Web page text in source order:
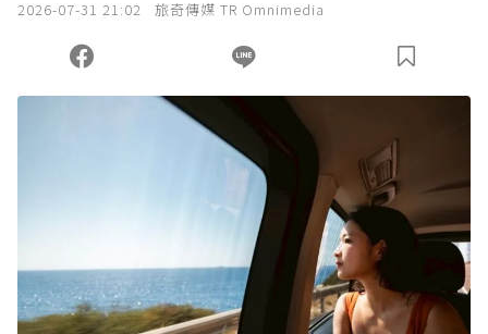
您當前剩餘 U 利點數：0點；前往 購買點數
2026-07-31 21:02 旅奇傳媒 TR Omnimedia